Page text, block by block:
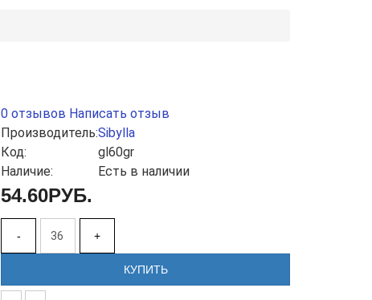
0 отзывов Написать отзыв
Производитель:Sibylla
Код:
gl60gr
Наличие:
Есть в наличии
54.60РУБ.
- +
КУПИТЬ